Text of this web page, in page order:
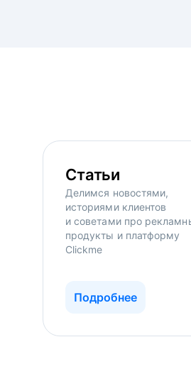
Статьи
Делимся новостями,
историями клиентов
и советами про
продукты и платформу
Clickme
Подробнее